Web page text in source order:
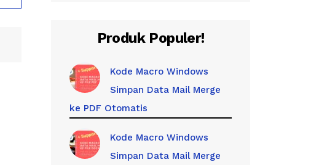
Produk Populer!
Kode Macro Windows
Simpan Data Mail Merge
ke PDF Otomatis
Kode Macro Windows
Simpan Data Mail Merge